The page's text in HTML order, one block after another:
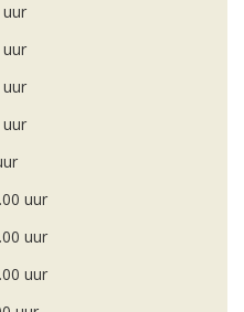
uur
uur
uur